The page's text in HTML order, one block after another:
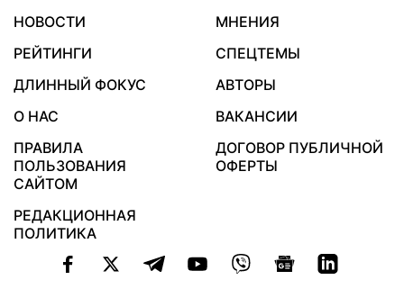
НОВОСТИ
МНЕНИЯ
РЕЙТИНГИ
СПЕЦТЕМЫ
ДЛИННЫЙ ФОКУС
АВТОРЫ
О НАС
ВАКАНСИИ
ПРАВИЛА
ПОЛЬЗОВАНИЯ
САЙТОМ
ДОГОВОР ПУБЛИЧНОЙ
ОФЕРТЫ
РЕДАКЦИОННАЯ
ПОЛИТИКА